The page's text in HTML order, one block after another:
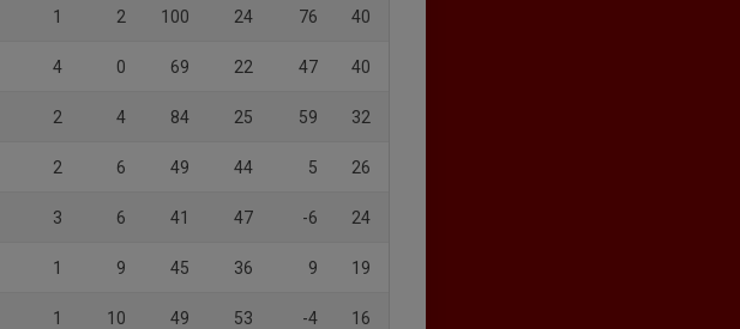
1 2 100 24 76 40
4 0 69 22 47 40
2 4 84 25 59 32
2 6 49 44 5 26
3 6 41 47 -6 24
1 9 45 36 9 19
1 10 49 53 -4 16